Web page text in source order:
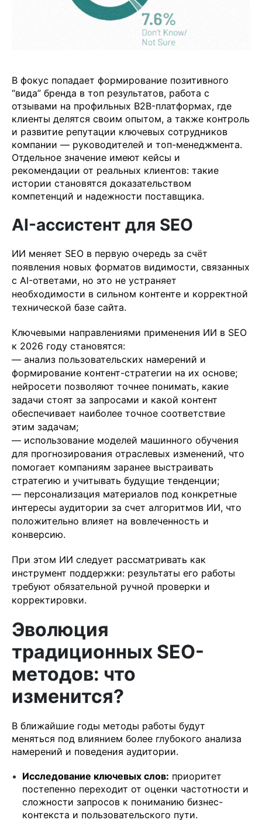
В фокус попадает формирование позитивного
“вида” бренда в топ результатов, работа с
отзывами на профильных B2B-платформах, где
клиенты делятся своим опытом, а также контроль
и развитие репутации ключевых сотрудников
компании — руководителей и топ-менеджмента.
Отдельное значение имеют кейсы и
рекомендации от реальных клиентов: такие
истории становятся доказательством
компетенций и надежности поставщика.
AI-ассистент для SEO
ИИ меняет SEO в первую очередь за счёт
появления новых форматов видимости, связанных
с AI-ответами, но это не устраняет
необходимости в сильном контенте и корректной
технической базе сайта.
Ключевыми направлениями применения ИИ в SEO
к 2026 году становятся:
— анализ пользовательских намерений и
формирование контент-стратегии на их основе;
нейросети позволяют точнее понимать, какие
задачи стоят за запросами и какой контент
обеспечивает наиболее точное соответствие
этим задачам;
— использование моделей машинного обучения
для прогнозирования отраслевых изменений, что
помогает компаниям заранее выстраивать
стратегию и учитывать будущие тенденции;
— персонализация материалов под конкретные
интересы аудитории за счет алгоритмов ИИ, что
положительно влияет на вовлеченность и
конверсию.
При этом ИИ следует рассматривать как
инструмент поддержки: результаты его работы
требуют обязательной ручной проверки и
корректировки.
Эволюция
традиционных SEO-
методов: что
изменится?
В ближайшие годы методы работы будут
меняться под влиянием более глубокого анализа
намерений и поведения аудитории.
Исследование ключевых слов: приоритет
постепенно переходит от оценки частотности и
сложности запросов к пониманию бизнес-
контекста и пользовательского пути.